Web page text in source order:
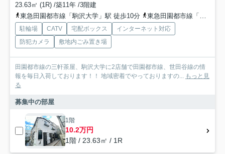
23.63㎡ (1R) /築11年 /3階建
東急田園都市線「駒沢大学」駅 徒歩10分
東急田園都市線「桜新町」駅 徒歩11分
駐輪場 CATV 宅配ボックス
インターネット対応
防犯カメラ
敷地内ごみ置き場
田園都市線の三軒茶屋、駒沢大学に2店舗で田園都市線、世田谷線の情
報を毎日入荷しております！！ 地域密着でやっておりますの... もっと見
る
募集中の部屋
1階
10.2万円
1階 / 23.63㎡ / 1R